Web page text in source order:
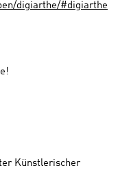
digiarthe/#digiarthe
Künstlerischer